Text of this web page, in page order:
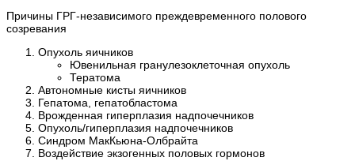
Причины ГРГ-независимого преждевременного полового
созревания
Опухоль яичников
Ювенильная гранулезоклеточная опухоль
Тератома
Автономные кисты яичников
Гепатома, гепатобластома
Врожденная гиперплазия надпочечников
Опухоль/гиперплазия надпочечников
Синдром МакКьюна-Олбрайта
Воздействие экзогенных половых гормонов